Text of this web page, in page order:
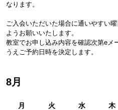
なります。
ご入会いただいた場合に通いやすい
ようお願いいたします。
教室でお申し込み内容を確認次第eメ
うえご予約日時を決定します。
8月
月 火 水 木